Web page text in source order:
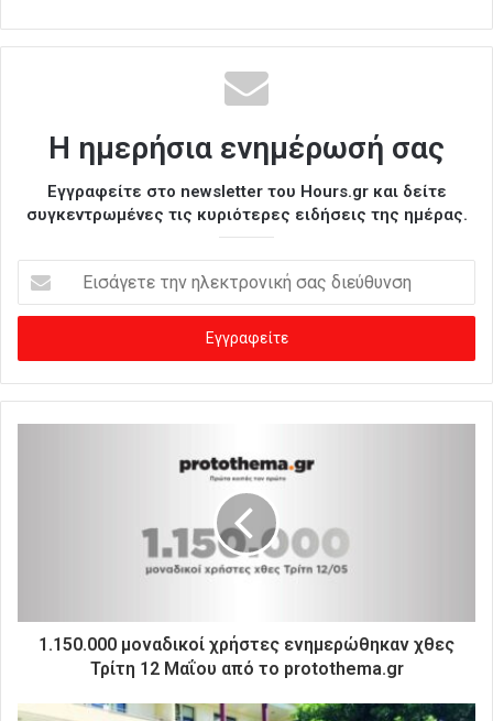
Η ημερήσια ενημέρωσή σας
Εγγραφείτε στο newsletter του Hours.gr και δείτε
συγκεντρωμένες τις κυριότερες ειδήσεις της ημέρας.
σ
γ
ε
τ
ι
1.150.000 μοναδικοί χρήστες ενημερώθηκαν χθες
Τρίτη 12 Μαΐου από το protothema.gr